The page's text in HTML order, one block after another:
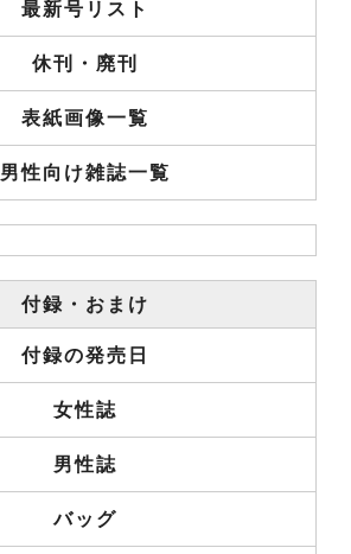
最新号リスト
休刊・廃刊
表紙画像一覧
男性向け雑誌一覧
付録・おまけ
付録の発売日
女性誌
男性誌
バッグ